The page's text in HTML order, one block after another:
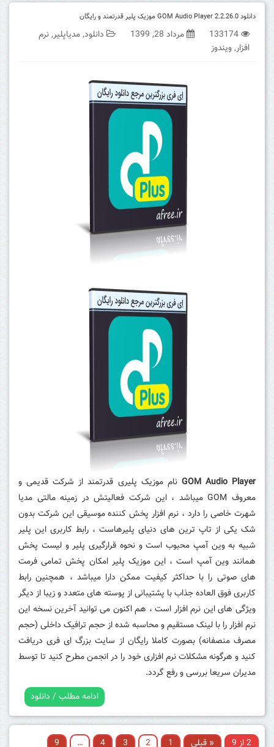
دانلود GOM Audio Player 2.2.26.0 موزیک پلیر قدرتمند و رایگان
133174 مرداد 28, 1399 دانلود,مدیاپلیر,نرم
افزار,ویندوز
GOM Audio Player نام موزیک پلیری قدرتمند از شرکت قدیمی و
معروف GOM میباشد ، این شرکت فعالیتش در زمینه مالتی مدیا
شهرت خاصی را دارد ، نرم افزار پخش کننده موسیقی این شرکت بدون
شک یکی از تاپ ترین های دنیای پلیرهاست ، رابط کاربری این پلیر
شبیه به وین آمپ محبوب است و نحوه قرارگیری پلیر و لیست پخش
همانند وین آمپ است ، این موزیک پلیر امکان پخش تمامی فرمت
های صوتی را با حداکثر کیفیت ممکن دارا میباشد ، همچنین رابط
کاربری فوق العاده جذاب با پشتیبانی از پوسته های متعدد و زیبا از دیگر
ویژگی های این نرم افزار است ، هم اکنون می توانید آخرین نسخه این
نرم افزار را با لینک مستقیم و محاسبه شده از حجم ترافیک داخلی (حجم
مصرف منصفانه) بصورت کاملا رایگان از سایت بزرگ ای فری دریافت
کنید و هرگونه مشکلات نرم افزاری خود را در انجمن مطرح کنید تا توسط
مدیران سریعا بررسی و رفع گردد.
ادامه مطلب / دانلود
2 از 9 « قبلی 1
2
3
4
…
9